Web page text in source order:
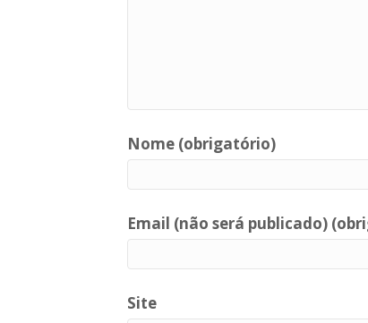
Nome (obrigatório)
Email (não será publicado)
Site